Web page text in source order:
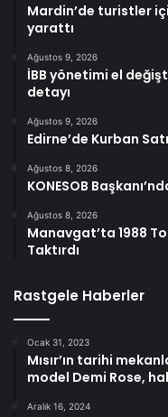
Mardin’de turistler
yarattı
Ağustos 9, 2026
İBB yönetimi el
detayı
Ağustos 9, 2026
Edirne’de Kurban
Ağustos 8, 2026
KONESOB
Ağustos 8, 2026
Manavgat’ta 1988
Taktırdı
Rastgele Haberler
Ocak 31, 2023
Mısır’ın tarihi
model Demi Rose,
Aralık 16, 2024